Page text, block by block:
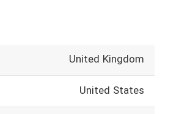
United Kingdom
United States